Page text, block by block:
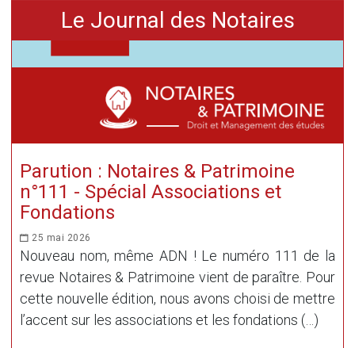
Le Journal des Notaires
Parution : Notaires & Patrimoine
n°111 - Spécial Associations et
Fondations
25 mai 2026
Nouveau nom, même ADN ! Le numéro 111 de la
revue Notaires & Patrimoine vient de paraître. Pour
cette nouvelle édition, nous avons choisi de mettre
l’accent sur les associations et les fondations (…)